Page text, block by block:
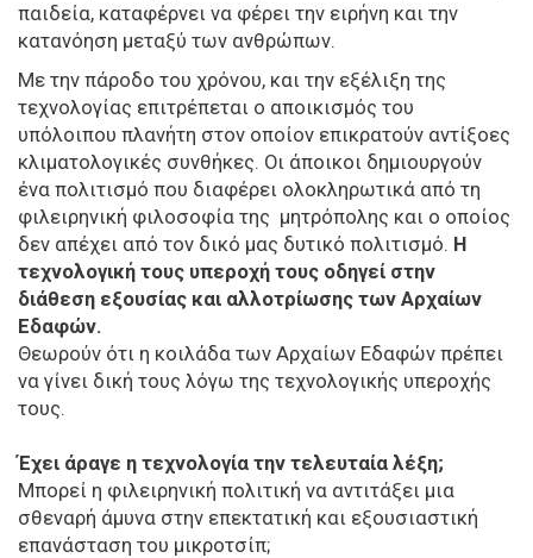
παιδεία, καταφέρνει να φέρει την ειρήνη και την
κατανόηση μεταξύ των ανθρώπων.
Με την πάροδο του χρόνου, και την εξέλιξη της
τεχνολογίας επιτρέπεται ο αποικισμός του
υπόλοιπου πλανήτη στον οποίον επικρατούν αντίξοες
κλιματολογικές συνθήκες. Οι άποικοι δημιουργούν
ένα πολιτισμό που διαφέρει ολοκληρωτικά από τη
φιλειρηνική φιλοσοφία της μητρόπολης και ο οποίος
δεν απέχει από τον δικό μας δυτικό πολιτισμό. Η
τεχνολογική τους υπεροχή τους οδηγεί στην
διάθεση εξουσίας και αλλοτρίωσης των Αρχαίων
Εδαφών.
Θεωρούν ότι η κοιλάδα των Αρχαίων Εδαφών πρέπει
να γίνει δική τους λόγω της τεχνολογικής υπεροχής
τους.
Έχει άραγε η τεχνολογία την τελευταία λέξη;
Μπορεί η φιλειρηνική πολιτική να αντιτάξει μια
σθεναρή άμυνα στην επεκτατική και εξουσιαστική
επανάσταση του μικροτσίπ;